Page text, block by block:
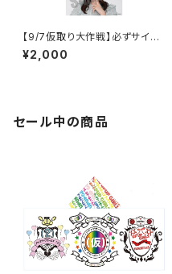
【9/7仮取り大作戦】必ずサイン
入り！2Lポートレート
¥2,000
セール中の商品